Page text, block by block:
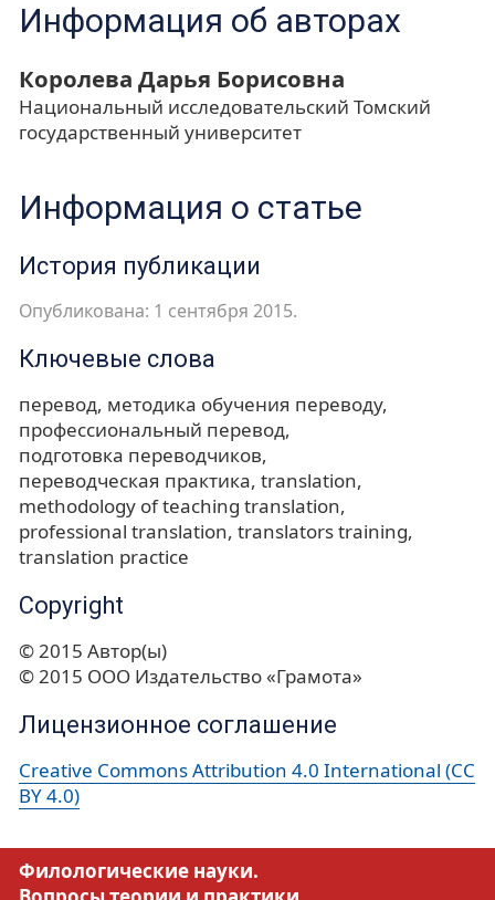
Информация об авторах
Королева Дарья Борисовна
Национальный исследовательский Томский
государственный университет
Информация о статье
История публикации
Опубликована: 1 сентября 2015.
Ключевые слова
перевод методика обучения переводу
профессиональный перевод
подготовка переводчиков
переводческая практика translation
methodology of teaching translation
professional translation translators training
translation practice
Copyright
© 2015 Автор(ы)
© 2015 ООО Издательство «Грамота»
Лицензионное соглашение
Creative Commons Attribution 4.0 International (CC
BY 4.0)
Филологические науки.